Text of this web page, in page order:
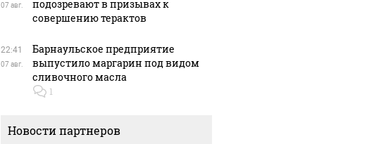
07 авг.
подозревают в призывах к
совершению терактов
22:41
07 авг.
Барнаульское предприятие
выпустило маргарин под видом
сливочного масла
1
Новости партнеров